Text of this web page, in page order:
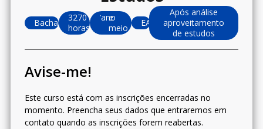
Bacharelado
3270
horas
1.5
ano
e
meio
EAD
Após análise
aproveitamento
de estudos
Avise-me!
Este curso está com as inscrições encerradas no
momento. Preencha seus dados que entraremos em
contato quando as inscrições forem reabertas.